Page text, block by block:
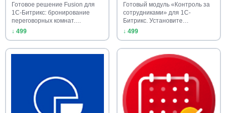
Готовое решение Fusion для
1С-Битрикс: бронирование
переговорных комнат.
Установ…
↓ 499
Готовый модуль «Контроль за
сотрудниками» для 1С-
Битрикс. Установите
корпоративн…
↓ 499